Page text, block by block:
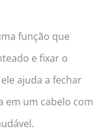
função que
e fixar o
ajuda a fechar
em um cabelo com